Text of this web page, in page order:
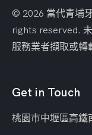
© 2026 當代青埔
rights reserved.
服務業者擷取或轉
Get in Touch
桃園市中壢區高鐵